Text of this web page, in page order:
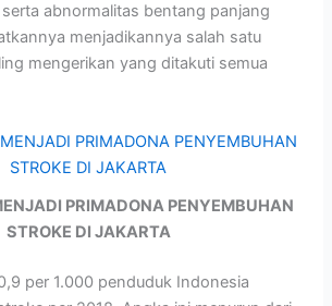
abnormalitas bentang panjang
menjadikannya salah satu
mengerikan yang ditakuti semua
PRIMADONA PENYEMBUHAN
STROKE DI JAKARTA
per 1.000 penduduk Indonesia